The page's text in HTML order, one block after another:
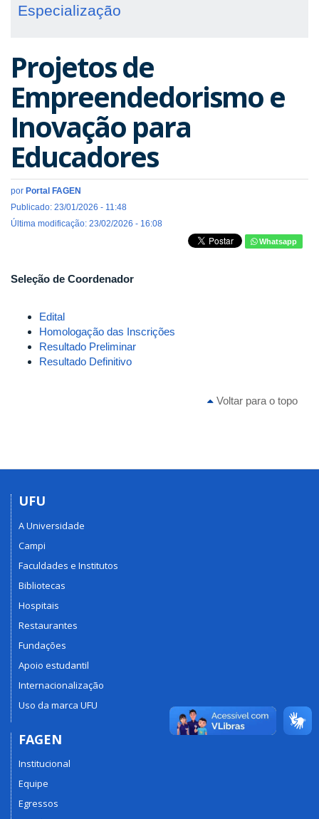
Especialização
Projetos de
Empreendedorismo e
Inovação para
Educadores
por Portal FAGEN
Publicado: 23/01/2026 - 11:48
Última modificação: 23/02/2026 - 16:08
Whatsapp
Seleção de Coordenador
Edital
Homologação das Inscrições
Resultado Preliminar
Resultado Definitivo
Voltar para o topo
UFU
A Universidade
Campi
Faculdades e Institutos
Bibliotecas
Hospitais
Restaurantes
Fundações
Apoio estudantil
Internacionalização
Uso da marca UFU
FAGEN
Institucional
Equipe
Egressos